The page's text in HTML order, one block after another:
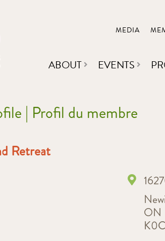
MEDIA
ABOUT EVENTS
| Profil du membre
Retreat
ON